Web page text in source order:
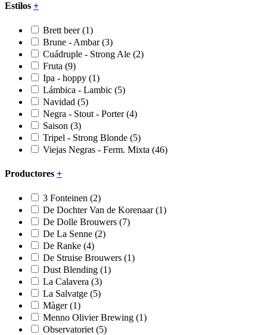
Estilos +
Brett beer(1)
Brune - Ambar(3)
Cuádruple - Strong Ale (2)
Fruta (9)
Ipa - hoppy (1)
Lámbica - Lambic (5)
Navidad (5)
Negra - Stout - Porter(4)
Saison (3)
Tripel - Strong Blonde (5)
Viejas Negras - Ferm. Mixta (46)
Productores +
3 Fonteinen (2)
De Dochter Van de Korenaar(1)
De Dolle Brouwers (7)
De La Senne (2)
De Ranke (4)
De Struise Brouwers (1)
Dust Blending (1)
La Calavera (3)
La Salvatge (5)
Màger(1)
Menno Olivier Brewing (1)
Observatoriet (5)